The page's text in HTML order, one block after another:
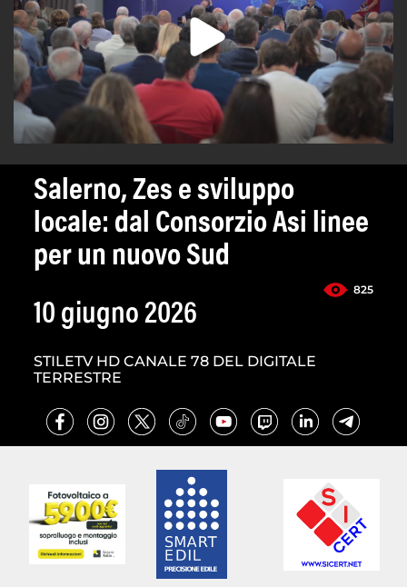
Salerno, Zes e sviluppo
locale: dal Consorzio Asi linee
per un nuovo Sud
825
10 giugno 2026
STILETV HD CANALE 78 DEL DIGITALE
TERRESTRE